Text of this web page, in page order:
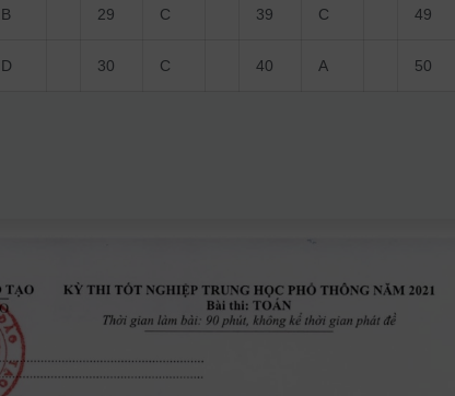
B 29 C 39 C 49
D 30 C 40 A 50